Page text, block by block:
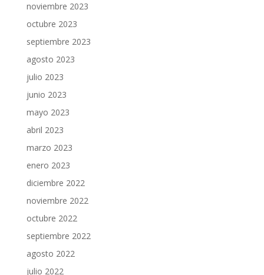
noviembre 2023
octubre 2023
septiembre 2023
agosto 2023
julio 2023
junio 2023
mayo 2023
abril 2023
marzo 2023
enero 2023
diciembre 2022
noviembre 2022
octubre 2022
septiembre 2022
agosto 2022
julio 2022